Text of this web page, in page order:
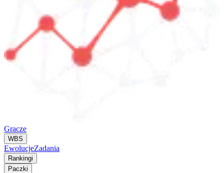
Gracze
WBS
EwolucjeZadania
Rankingi
Paczki